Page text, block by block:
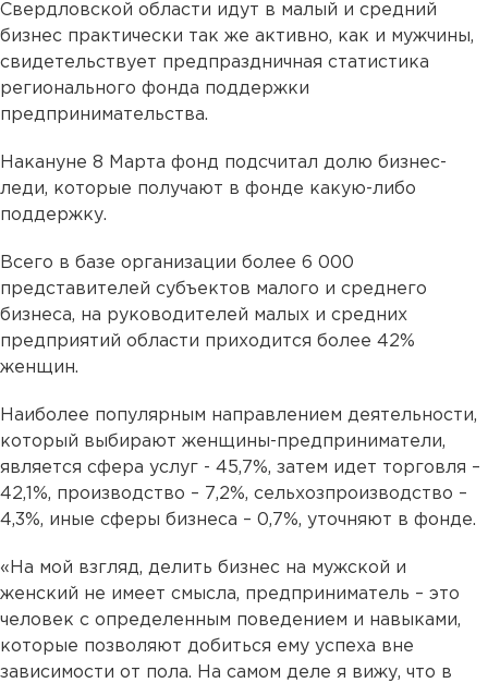
Свердловской области идут в малый и средний
бизнес практически так же активно, как и мужчины,
свидетельствует предпраздничная статистика
регионального фонда поддержки
предпринимательства.
Накануне 8 Марта фонд подсчитал долю бизнес-
леди, которые получают в фонде какую-либо
поддержку.
Всего в базе организации более 6 000
представителей субъектов малого и среднего
бизнеса, на руководителей малых и средних
предприятий области приходится более 42%
женщин.
Наиболее популярным направлением деятельности,
который выбирают женщины-предприниматели,
является сфера услуг - 45,7%, затем идет торговля –
42,1%, производство – 7,2%, сельхозпроизводство –
4,3%, иные сферы бизнеса – 0,7%, уточняют в фонде.
«На мой взгляд, делить бизнес на мужской и
женский не имеет смысла, предприниматель – это
человек с определенным поведением и навыками,
которые позволяют добиться ему успеха вне
зависимости от пола. На самом деле я вижу, что в